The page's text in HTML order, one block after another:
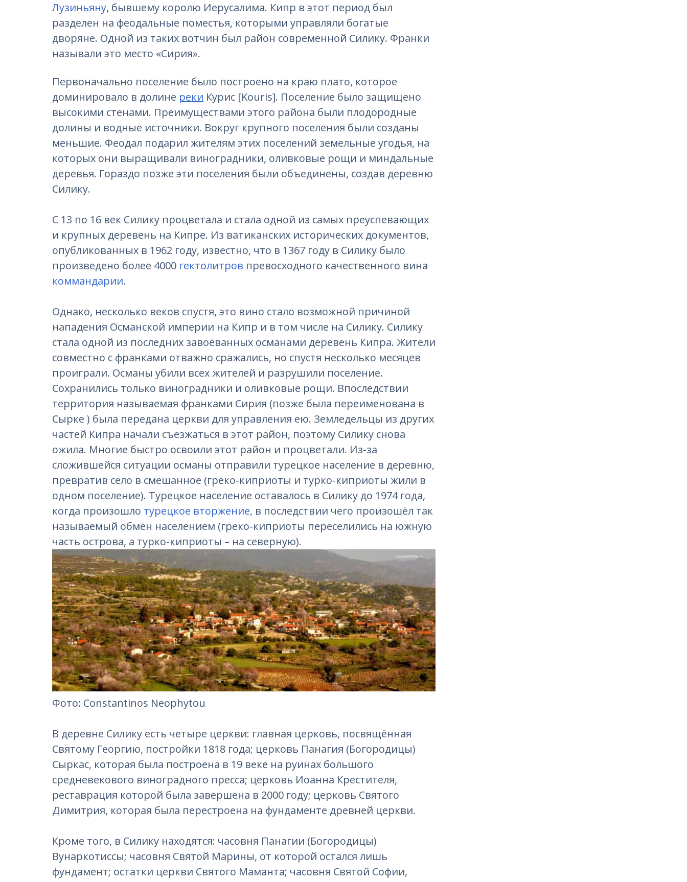
Лузиньяну, бывшему королю Иерусалима. Кипр в этот период был
разделен на феодальные поместья, которыми управляли богатые
дворяне. Одной из таких вотчин был район современной Силику. Франки
называли это место «Сирия».
Первоначально поселение было построено на краю плато, которое
доминировало в долине реки Курис [Kouris]. Поселение было защищено
высокими стенами. Преимуществами этого района были плодородные
долины и водные источники. Вокруг крупного поселения были созданы
меньшие. Феодал подарил жителям этих поселений земельные угодья, на
которых они выращивали виноградники, оливковые рощи и миндальные
деревья. Гораздо позже эти поселения были объединены, создав деревню
Силику.
С 13 по 16 век Силику процветала и стала одной из самых преуспевающих
и крупных деревень на Кипре. Из ватиканских исторических документов,
опубликованных в 1962 году, известно, что в 1367 году в Силику было
произведено более 4000 гектолитров превосходного качественного вина
коммандарии.
Однако, несколько веков спустя, это вино стало возможной причиной
нападения Османской империи на Кипр и в том числе на Силику. Силику
стала одной из последних завоёванных османами деревень Кипра. Жители
совместно с франками отважно сражались, но спустя несколько месяцев
проиграли. Османы убили всех жителей и разрушили поселение.
Сохранились только виноградники и оливковые рощи. Впоследствии
территория называемая франками Сирия (позже была переименована в
Сырке ) была передана церкви для управления ею. Земледельцы из других
частей Кипра начали съезжаться в этот район, поэтому Силику снова
ожила. Многие быстро освоили этот район и процветали. Из-за
сложившейся ситуации османы отправили турецкое население в деревню,
превратив село в смешанное (греко-киприоты и турко-киприоты жили в
одном поселение). Турецкое население оставалось в Силику до 1974 года,
когда произошло турецкое вторжение, в последствии чего произошёл так
называемый обмен населением (греко-киприоты переселились на южную
часть острова, а турко-киприоты – на северную).
Фотo: Constantinos Neophytou‎
В деревне Силику есть четыре церкви: главная церковь, посвящённая
Святому Георгию, постройки 1818 года; церковь Панагия (Богородицы)
Сыркас, которая была построена в 19 веке на руинах большого
средневекового виноградного пресса; церковь Иоанна Крестителя,
реставрация которой была завершена в 2000 году; церковь Святого
Димитрия, которая была перестроена на фундаменте древней церкви.
Кроме того, в Силику находятся: часовня Панагии (Богородицы)
Вунаркотиссы; часовня Святой Марины, от которой остался лишь
фундамент; остатки церкви Святого Маманта; часовня Святой Софии,